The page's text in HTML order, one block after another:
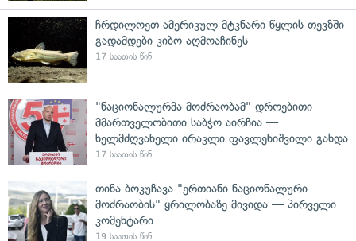
ჩრდილოეთ ამერიკულ მტკნარი წყლის თევზში
გადამდები კიბო აღმოაჩინეს
17 საათის წინ
"ნაციონალურმა მოძრაობამ" დროებითი
მმართველობითი საბჭო აირჩია —
ხელმძღვანელი ირაკლი ფავლენიშვილი გახდა
17 საათის წინ
თინა ბოკუჩავა "ერთიანი ნაციონალური
მოძრაობის" ყრილობაზე მივიდა — პირველი
კომენტარი
19 საათის წინ